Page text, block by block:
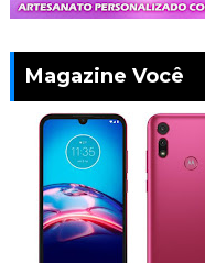
Magazine Você